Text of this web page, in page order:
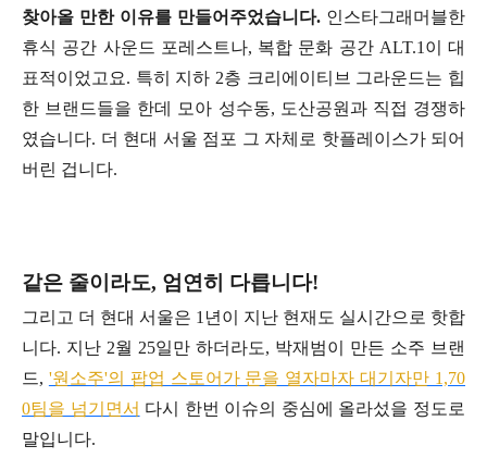
찾아올 만한 이유를 만들어주었습니다. 인스타그래머블한
휴식 공간 사운드 포레스트나, 복합 문화 공간 ALT.1이 대
표적이었고요. 특히 지하 2층 크리에이티브 그라운드는 힙
한 브랜드들을 한데 모아 성수동, 도산공원과 직접 경쟁하
였습니다. 더 현대 서울 점포 그 자체로 핫플레이스가 되어
버린 겁니다.
같은 줄이라도, 엄연히 다릅니다!
그리고 더 현대 서울은 1년이 지난 현재도 실시간으로 핫합
니다. 지난 2월 25일만 하더라도, 박재범이 만든 소주 브랜
드, '원소주'의 팝업 스토어가 문을 열자마자 대기자만 1,70
0팀을 넘기면서 다시 한번 이슈의 중심에 올라섰을 정도로
말입니다.